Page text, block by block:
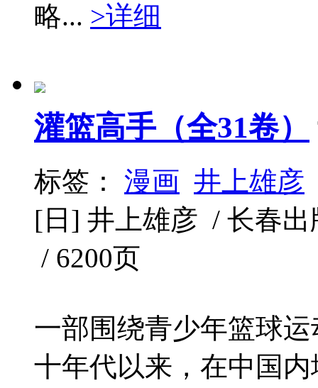
略... >详细
灌篮高手（全31卷）
标签： 漫画 井上雄彦
[日] 井上雄彦 / 长春
/ 6200页
一部围绕青少年篮球
十年代以来，在中国